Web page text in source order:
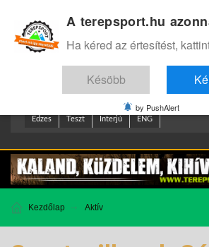
Edzes Teszt Interjú ENG
Kezdőlap Aktív
A terepsport.hu
Ha kéred az értesítést,
Késöbb
by PushAlert